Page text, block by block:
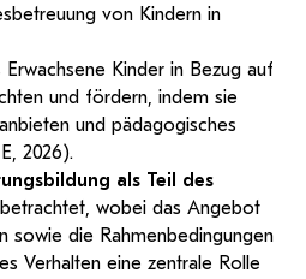
von Kindern in
Kinder in Bezug auf
und fördern, indem sie
und pädagogisches
, 2026).
als Teil des
betrachtet, wobei das Angebot
sowie die Rahmenbedingungen
Verhalten eine zentrale Rolle